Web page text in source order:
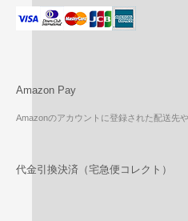
Amazon Pay
Amazonのアカウントに登録された配送先
代金引換決済（宅急便コレクト）